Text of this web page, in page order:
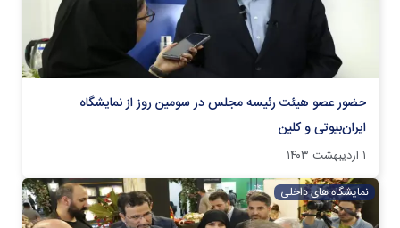
حضور عصو هیئت رئیسه مجلس در سومین روز از نمایشگاه
ایران‌بیوتی و کلین
۱ اردیبهشت ۱۴۰۳
نمایشگاه های داخلی